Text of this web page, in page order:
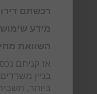
רכשתם
מידע
השוואת
אז קניתם
בניין
ביותר,